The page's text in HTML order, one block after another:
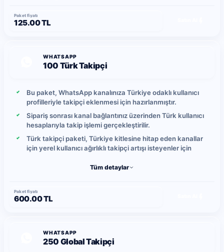
Paket fiyatı
125.00 TL
WHATSAPP
100 Türk Takipçi
Bu paket, WhatsApp kanalınıza Türkiye odaklı kullanıcı
profilleriyle takipçi eklenmesi için hazırlanmıştır.
Sipariş sonrası kanal bağlantınız üzerinden Türk kullanıcı
hesaplarıyla takip işlemi gerçekleştirilir.
Türk takipçi paketi, Türkiye kitlesine hitap eden kanallar
için yerel kullanıcı ağırlıklı takipçi artışı isteyenler için
Gönderimler kontrollü şekilde ilerletilir ve günlük takipçi
arasında değişebilir.
Yerel kullanıcı hareketlerine bağlı olarak zaman içinde
edebilir.
Tüm detaylar
Paket fiyatı
600.00 TL
WHATSAPP
250 Global Takipçi